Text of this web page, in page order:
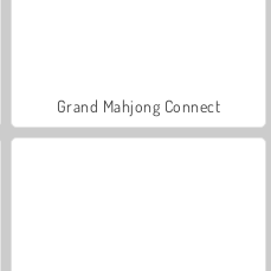
Grand Mahjong Connect